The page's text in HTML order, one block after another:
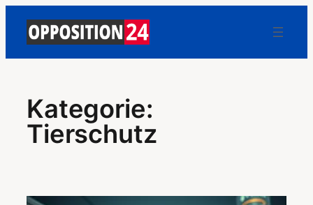
Inhalt
Kategorie:
Tierschutz